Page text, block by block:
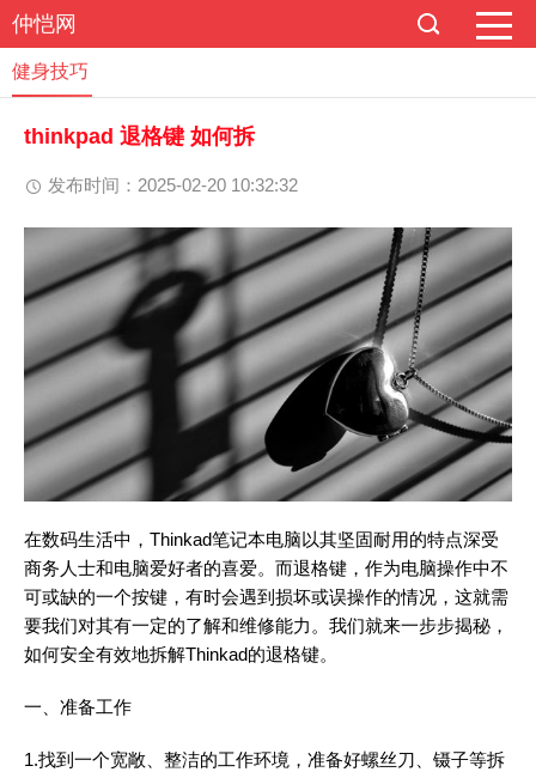
仲恺网
健身技巧
thinkpad 退格键 如何拆
发布时间：2025-02-20 10:32:32
在数码生活中，Thinkad笔记本电脑以其坚固耐用的特点深受
商务人士和电脑爱好者的喜爱。而退格键，作为电脑操作中不
可或缺的一个按键，有时会遇到损坏或误操作的情况，这就需
要我们对其有一定的了解和维修能力。我们就来一步步揭秘，
如何安全有效地拆解Thinkad的退格键。
一、准备工作
1.找到一个宽敞、整洁的工作环境，准备好螺丝刀、镊子等拆